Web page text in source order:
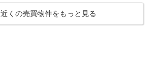
近くの売買物件をもっと見る